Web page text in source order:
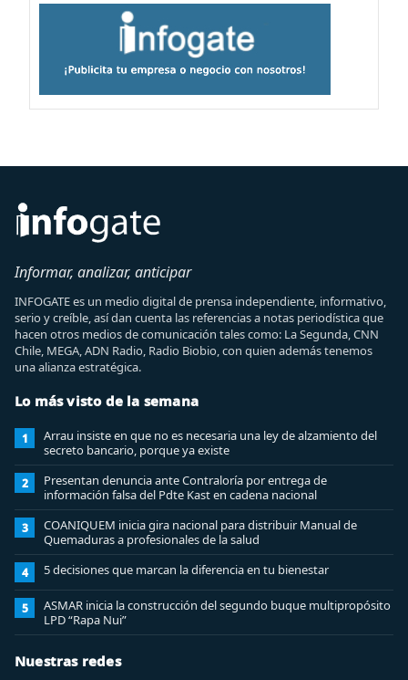
Informar, analizar, anticipar
INFOGATE es un medio digital de prensa independiente, informativo,
serio y creíble, así dan cuenta las referencias a notas periodística que
hacen otros medios de comunicación tales como: La Segunda, CNN
Chile, MEGA, ADN Radio, Radio Biobio, con quien además tenemos
una alianza estratégica.
Lo más visto de la semana
1
Arrau insiste en que no es necesaria una ley de alzamiento del
secreto bancario, porque ya existe
2
Presentan denuncia ante Contraloría por entrega de
información falsa del Pdte Kast en cadena nacional
3
COANIQUEM inicia gira nacional para distribuir Manual de
Quemaduras a profesionales de la salud
4 5 decisiones que marcan la diferencia en tu bienestar
5
ASMAR inicia la construcción del segundo buque multipropósito
LPD “Rapa Nui”
Nuestras redes